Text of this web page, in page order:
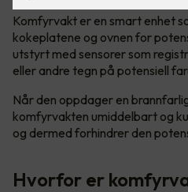
Komfyrvakt er en smart enhet
kokeplatene og ovnen for
utstyrt med sensorer som
eller andre tegn på potensiell
Når den oppdager en
komfyrvakten umiddelbart og
og dermed forhindrer den
Hvorfor er